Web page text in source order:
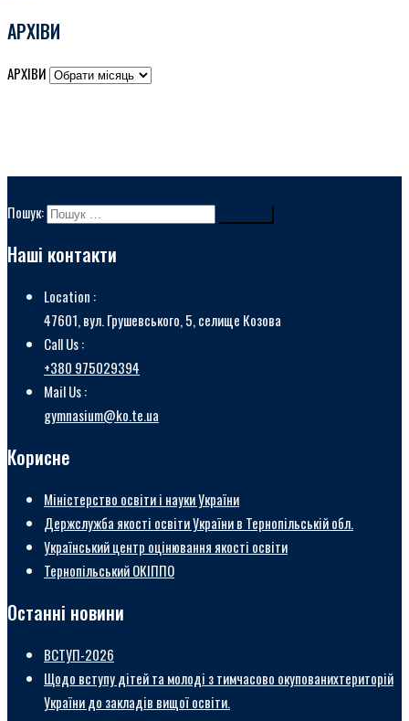
АРХІВИ
АРХІВИ
Пошук:
Наші контакти
Location :
47601, вул. Грушевського, 5, селище Козова
Call Us :
+380 975029394
Mail Us :
gymnasium@ko.te.ua
Корисне
Міністерство освіти і науки України
Держслужба якості освіти України в Тернопільській обл.
Український центр оцінювання якості освіти
Тернопільський ОКІППО
Останні новини
ВСТУП-2026
Щодо вступу дітей та молоді з тимчасово окупованихтериторій
України до закладів вищої освіти.